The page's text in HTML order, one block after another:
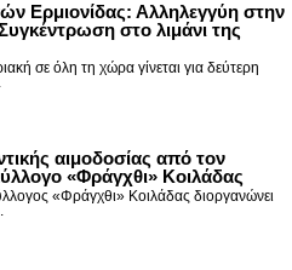
Ερμιονίδας: Αλληλεγγύη στην
στο λιμάνι της
σε όλη τη χώρα γίνεται για δεύτερη
αιμοδοσίας από τον
«Φράγχθι» Κοιλάδας
«Φράγχθι» Κοιλάδας διοργανώνει